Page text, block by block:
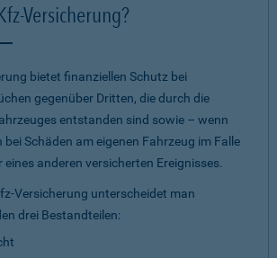
Versicherung?
bietet finanziellen Schutz bei
gegenüber Dritten, die durch die
entstanden sind sowie – wenn
Schäden am eigenen Fahrzeug im Falle
eines anderen versicherten Ereignisses.
Versicherung unterscheidet man
drei Bestandteilen: